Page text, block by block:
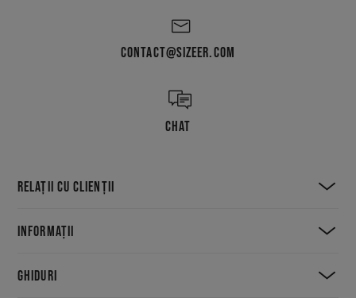
CONTACT@SIZEER.COM
CHAT
RELAȚII CU CLIENȚII
INFORMAȚII
GHIDURI